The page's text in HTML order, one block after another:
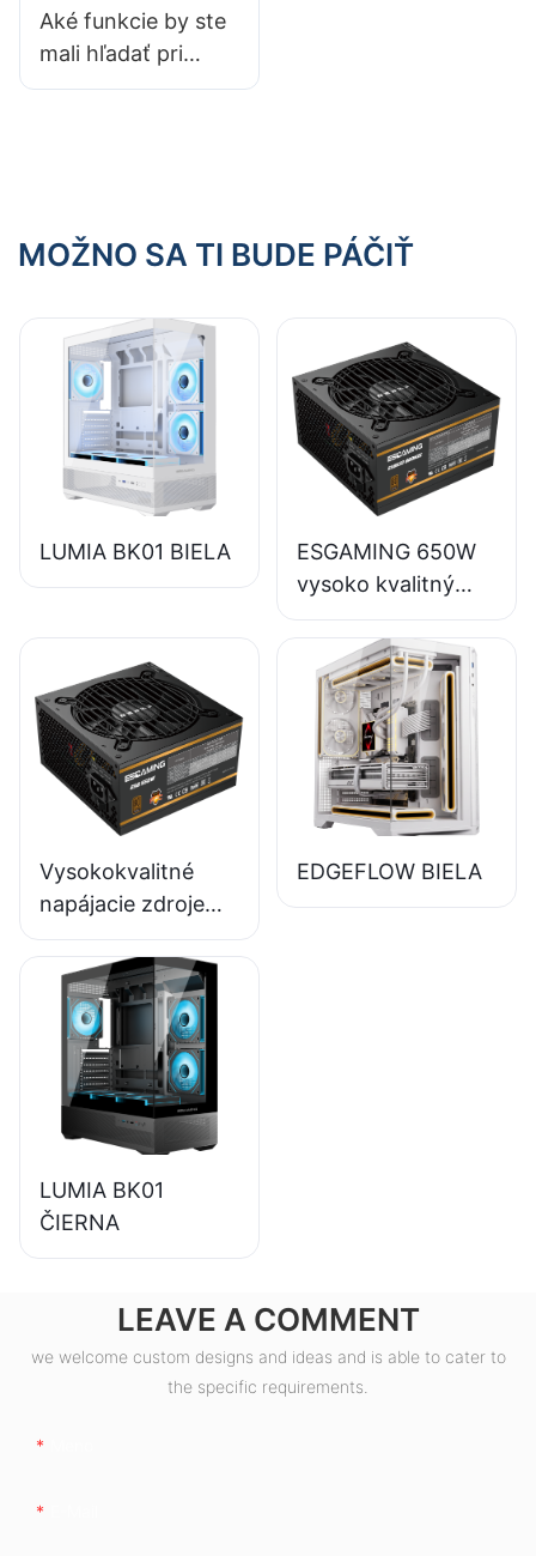
Aké funkcie by ste
mali hľadať pri
výbere
MOŽNO SA TI BUDE PÁČIŤ
LUMIA BK01 BIELA
ESGAMING 650W
vysoko kvalitný
85% full-modulový
napájací zdroj pre
stolné počítače s
účinnosťou 80+
bronze ESB650W
Vysokokvalitné
napájacie zdroje
pre stolné počítače
ESGAMING 550W s
účinnosťou 85 %,
certifikátom 80+
Bronze
EDGEFLOW BIELA
LUMIA BK01
ČIERNA
LEAVE A COMMENT
we welcome custom designs and ideas and is able to cater to
the specific requirements.